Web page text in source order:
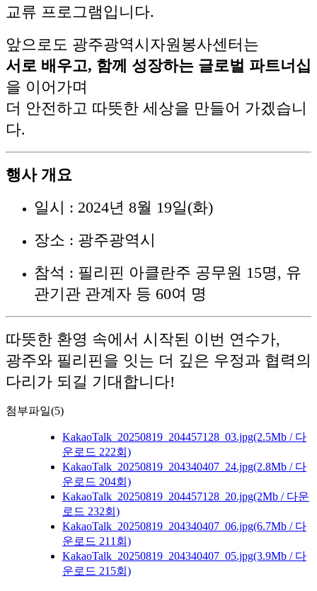
교류 프로그램입니다.
앞으로도 광주광역시자원봉사센터는
서로 배우고, 함께 성장하는 글로벌 파트너십
을 이어가며
더 안전하고 따뜻한 세상을 만들어 가겠습니
다.
행사 개요
일시 : 2024년 8월 19일(화)
장소 : 광주광역시
참석 : 필리핀 아클란주 공무원 15명, 유
관기관 관계자 등 60여 명
따뜻한 환영 속에서 시작된 이번 연수가,
광주와 필리핀을 잇는 더 깊은 우정과 협력의
다리가 되길 기대합니다!
첨부파일(5)
KakaoTalk_20250819_204457128_03.jpg(2.5Mb / 다
운로드 222회)
KakaoTalk_20250819_204340407_24.jpg(2.8Mb / 다
운로드 204회)
KakaoTalk_20250819_204457128_20.jpg(2Mb / 다운
로드 232회)
KakaoTalk_20250819_204340407_06.jpg(6.7Mb / 다
운로드 211회)
KakaoTalk_20250819_204340407_05.jpg(3.9Mb / 다
운로드 215회)